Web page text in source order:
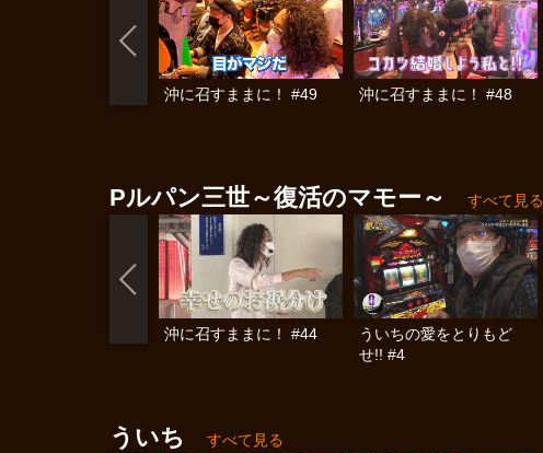
沖に召すままに！ #49 沖に召すままに！ #48
Pルパン三世～復活のマモー～ すべて見る
沖に召すままに！ #44
ういちの愛をとりもど
せ!! #4
ういち すべて見る